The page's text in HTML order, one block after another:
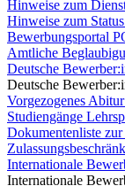
Hinweise zum
Hinweise zum
Bewerbungsportal
Amtliche
Deutsche
Deutsche
Vorgezogenes
Studiengänge
Dokumentenliste
Internationale
Internationale